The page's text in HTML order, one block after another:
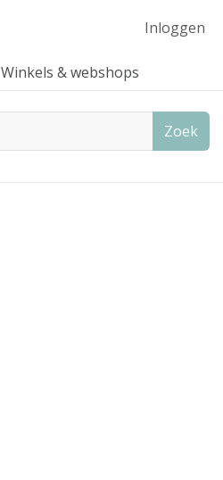
Inloggen
Winkels & webshops
Zoek